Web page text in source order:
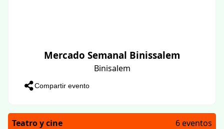
Mercado Semanal Binissalem
Binisalem
Compartir evento
Teatro y cine 6 eventos